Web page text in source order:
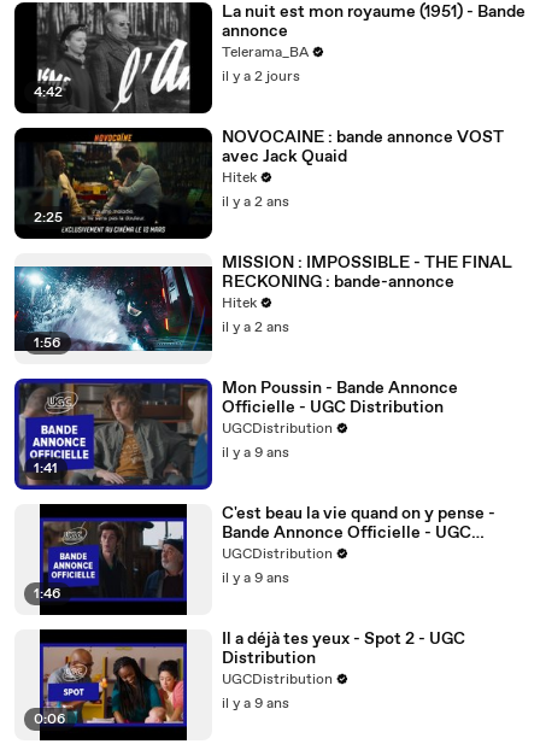
4:42
La nuit est mon royaume (1951) - Bande
annonce
Telerama_BA
il y a 2 jours
2:25
NOVOCAINE : bande annonce VOST
avec Jack Quaid
Hitek
il y a 2 ans
1:56
MISSION : IMPOSSIBLE - THE FINAL
RECKONING : bande-annonce
Hitek
il y a 2 ans
1:41
Mon Poussin - Bande Annonce
Officielle - UGC Distribution
UGCDistribution
il y a 9 ans
1:46
C'est beau la vie quand on y pense -
Bande Annonce Officielle - UGC
Distribution
UGCDistribution
il y a 9 ans
0:06
Il a déjà tes yeux - Spot 2 - UGC
Distribution
UGCDistribution
il y a 9 ans